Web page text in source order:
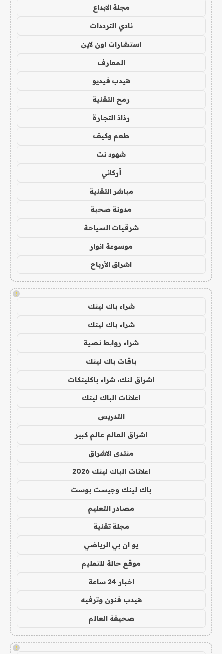
مجلة الابداع
نادي الترددات
استشارات اون لاين
المعارف
هيدب فيديو
رمح التقنية
رذاذ التجارة
طعم وكيف
شهود نت
أركاني
مباشر التقنية
مدونة صحبة
شرقيات السياحة
موسوعة انوار
اشراق الأرباح
!
شراء باك لينك
شراء باك لينك
شراء روابط نصية
باقات باك لينك
اشراق لنك، شراء باكلينكات
اعلانات الباك لينك
التدريس
اشراق العالم عالم كبير
منتدى الاشراق
اعلانات الباك لينك 2026
باك لينك وجيست بوست
مصادر التعليم
مجلة تقنية
يو ان بي الرياضي
موقع حالة للتعليم
اخبار 24 ساعة
هيدب فنون وترفيه
صحيفة العالم
!